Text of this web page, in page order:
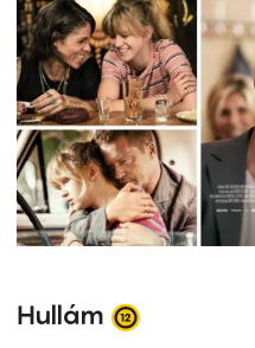
Hullám